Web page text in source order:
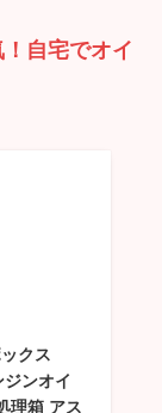
自宅でオイ
クス
ンオイ
理箱 アス